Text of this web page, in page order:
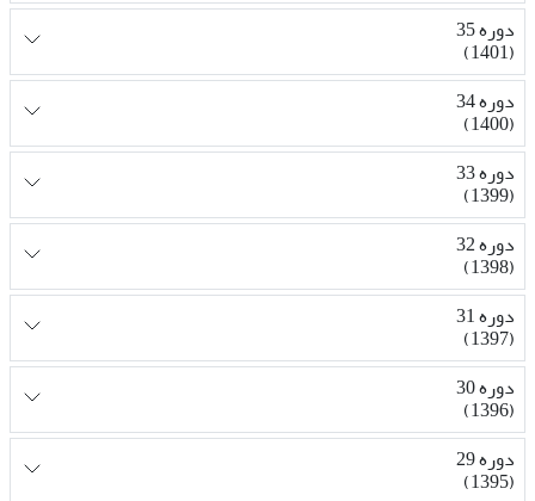
دوره 35
(1401)
دوره 34
(1400)
دوره 33
(1399)
دوره 32
(1398)
دوره 31
(1397)
دوره 30
(1396)
دوره 29
(1395)